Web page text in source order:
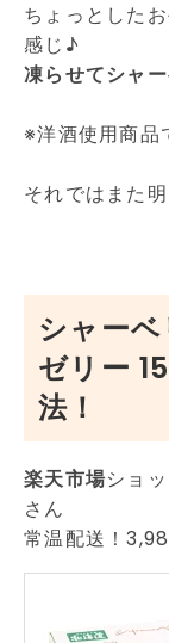
ちょっとした
感じ♪
凍らせてシャ
※洋酒使用商品
それではまた明
シャー
ゼリー
法！
楽天市場ショ
さん
常温配送！